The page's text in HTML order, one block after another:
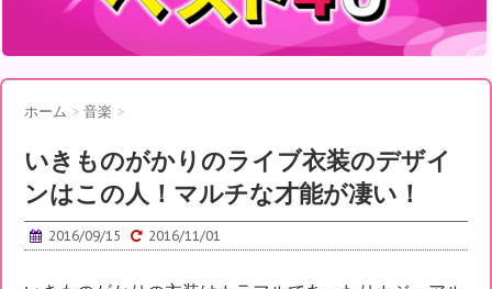
ホーム > 音楽 >
いきものがかりのライブ衣装のデザイ
ンはこの人！マルチな才能が凄い！
2016/09/15 2016/11/01